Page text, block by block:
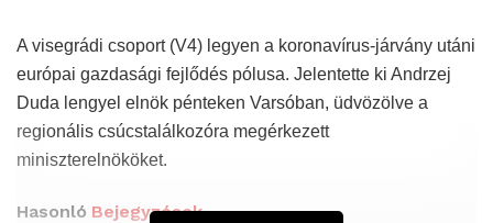
A visegrádi csoport (V4) legyen a koronavírus-járvány utáni
európai gazdasági fejlődés pólusa. Jelentette ki Andrzej
Duda lengyel elnök pénteken Varsóban, üdvözölve a
regionális csúcstalálkozóra megérkezett
miniszterelnököket.
Hasonló Bejegyzések